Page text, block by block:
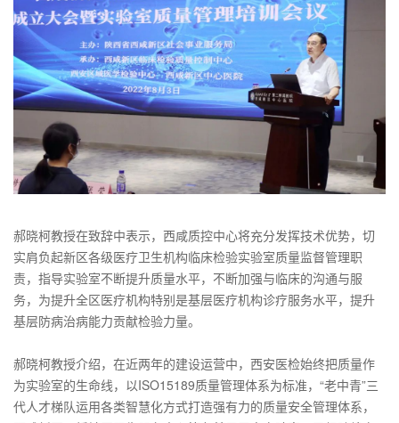
郝晓柯教授在致辞中表示，西咸质控中心将充分发挥技术优势，切
实肩负起新区各级医疗卫生机构临床检验实验室质量监督管理职
责，指导实验室不断提升质量水平，不断加强与临床的沟通与服
务，为提升全区医疗机构特别是基层医疗机构诊疗服务水平，提升
基层防病治病能力贡献检验力量。
郝晓柯教授介绍，在近两年的建设运营中，西安医检始终把质量作
为实验室的生命线，以ISO15189质量管理体系为标准，“老中青”三
代人才梯队运用各类智慧化方式打造强有力的质量安全管理体系，